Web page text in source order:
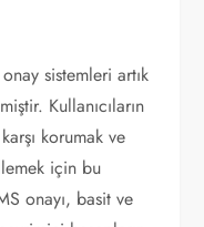
sistemleri artık
Kullanıcıların
korumak ve
için bu
onayı, basit ve